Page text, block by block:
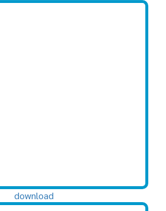
download